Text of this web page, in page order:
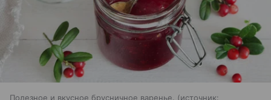
Полезное и вкусное брусничное варенье.
источник: